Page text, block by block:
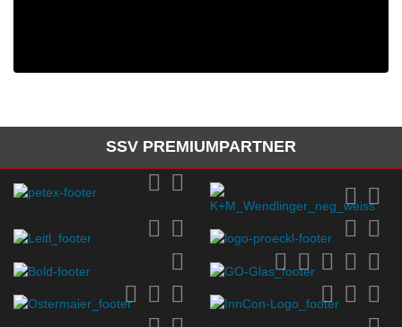
SSV PREMIUMPARTNER